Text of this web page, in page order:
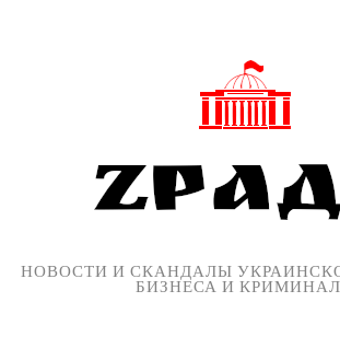
НОВОСТИ И СКАНДАЛЫ
БИЗНЕСА И